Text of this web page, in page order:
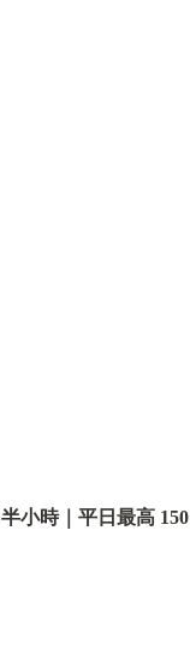
小時｜ 平日最高 150